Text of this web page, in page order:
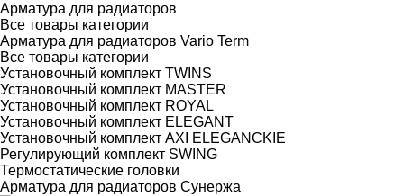
Арматура для радиаторов
Все товары категории
Арматура для радиаторов Vario Term
Все товары категории
Установочный комплект TWINS
Установочный комплект MASTER
Установочный комплект ROYAL
Установочный комплект ELEGANT
Установочный комплект AXI ELEGANCKIE
Регулирующий комплект SWING
Термостатические головки
Арматура для радиаторов Сунержа